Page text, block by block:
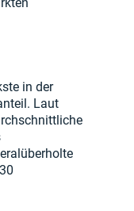
in der
Laut